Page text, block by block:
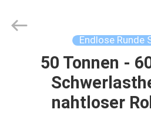
HAUS
PRODUKTE
2017
Endlose Runde
50 Tonnen -
nahtloser